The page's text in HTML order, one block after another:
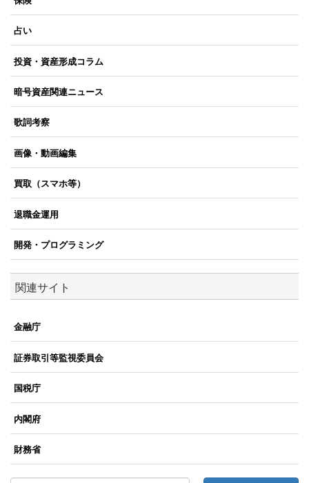
占い
投資・資産形成コラム
暗号資産関連ニュース
歌詞考察
画像・動画編集
買取（スマホ等）
退職金運用
開発・プログラミング
関連サイト
金融庁
証券取引等監視委員会
国税庁
内閣府
財務省